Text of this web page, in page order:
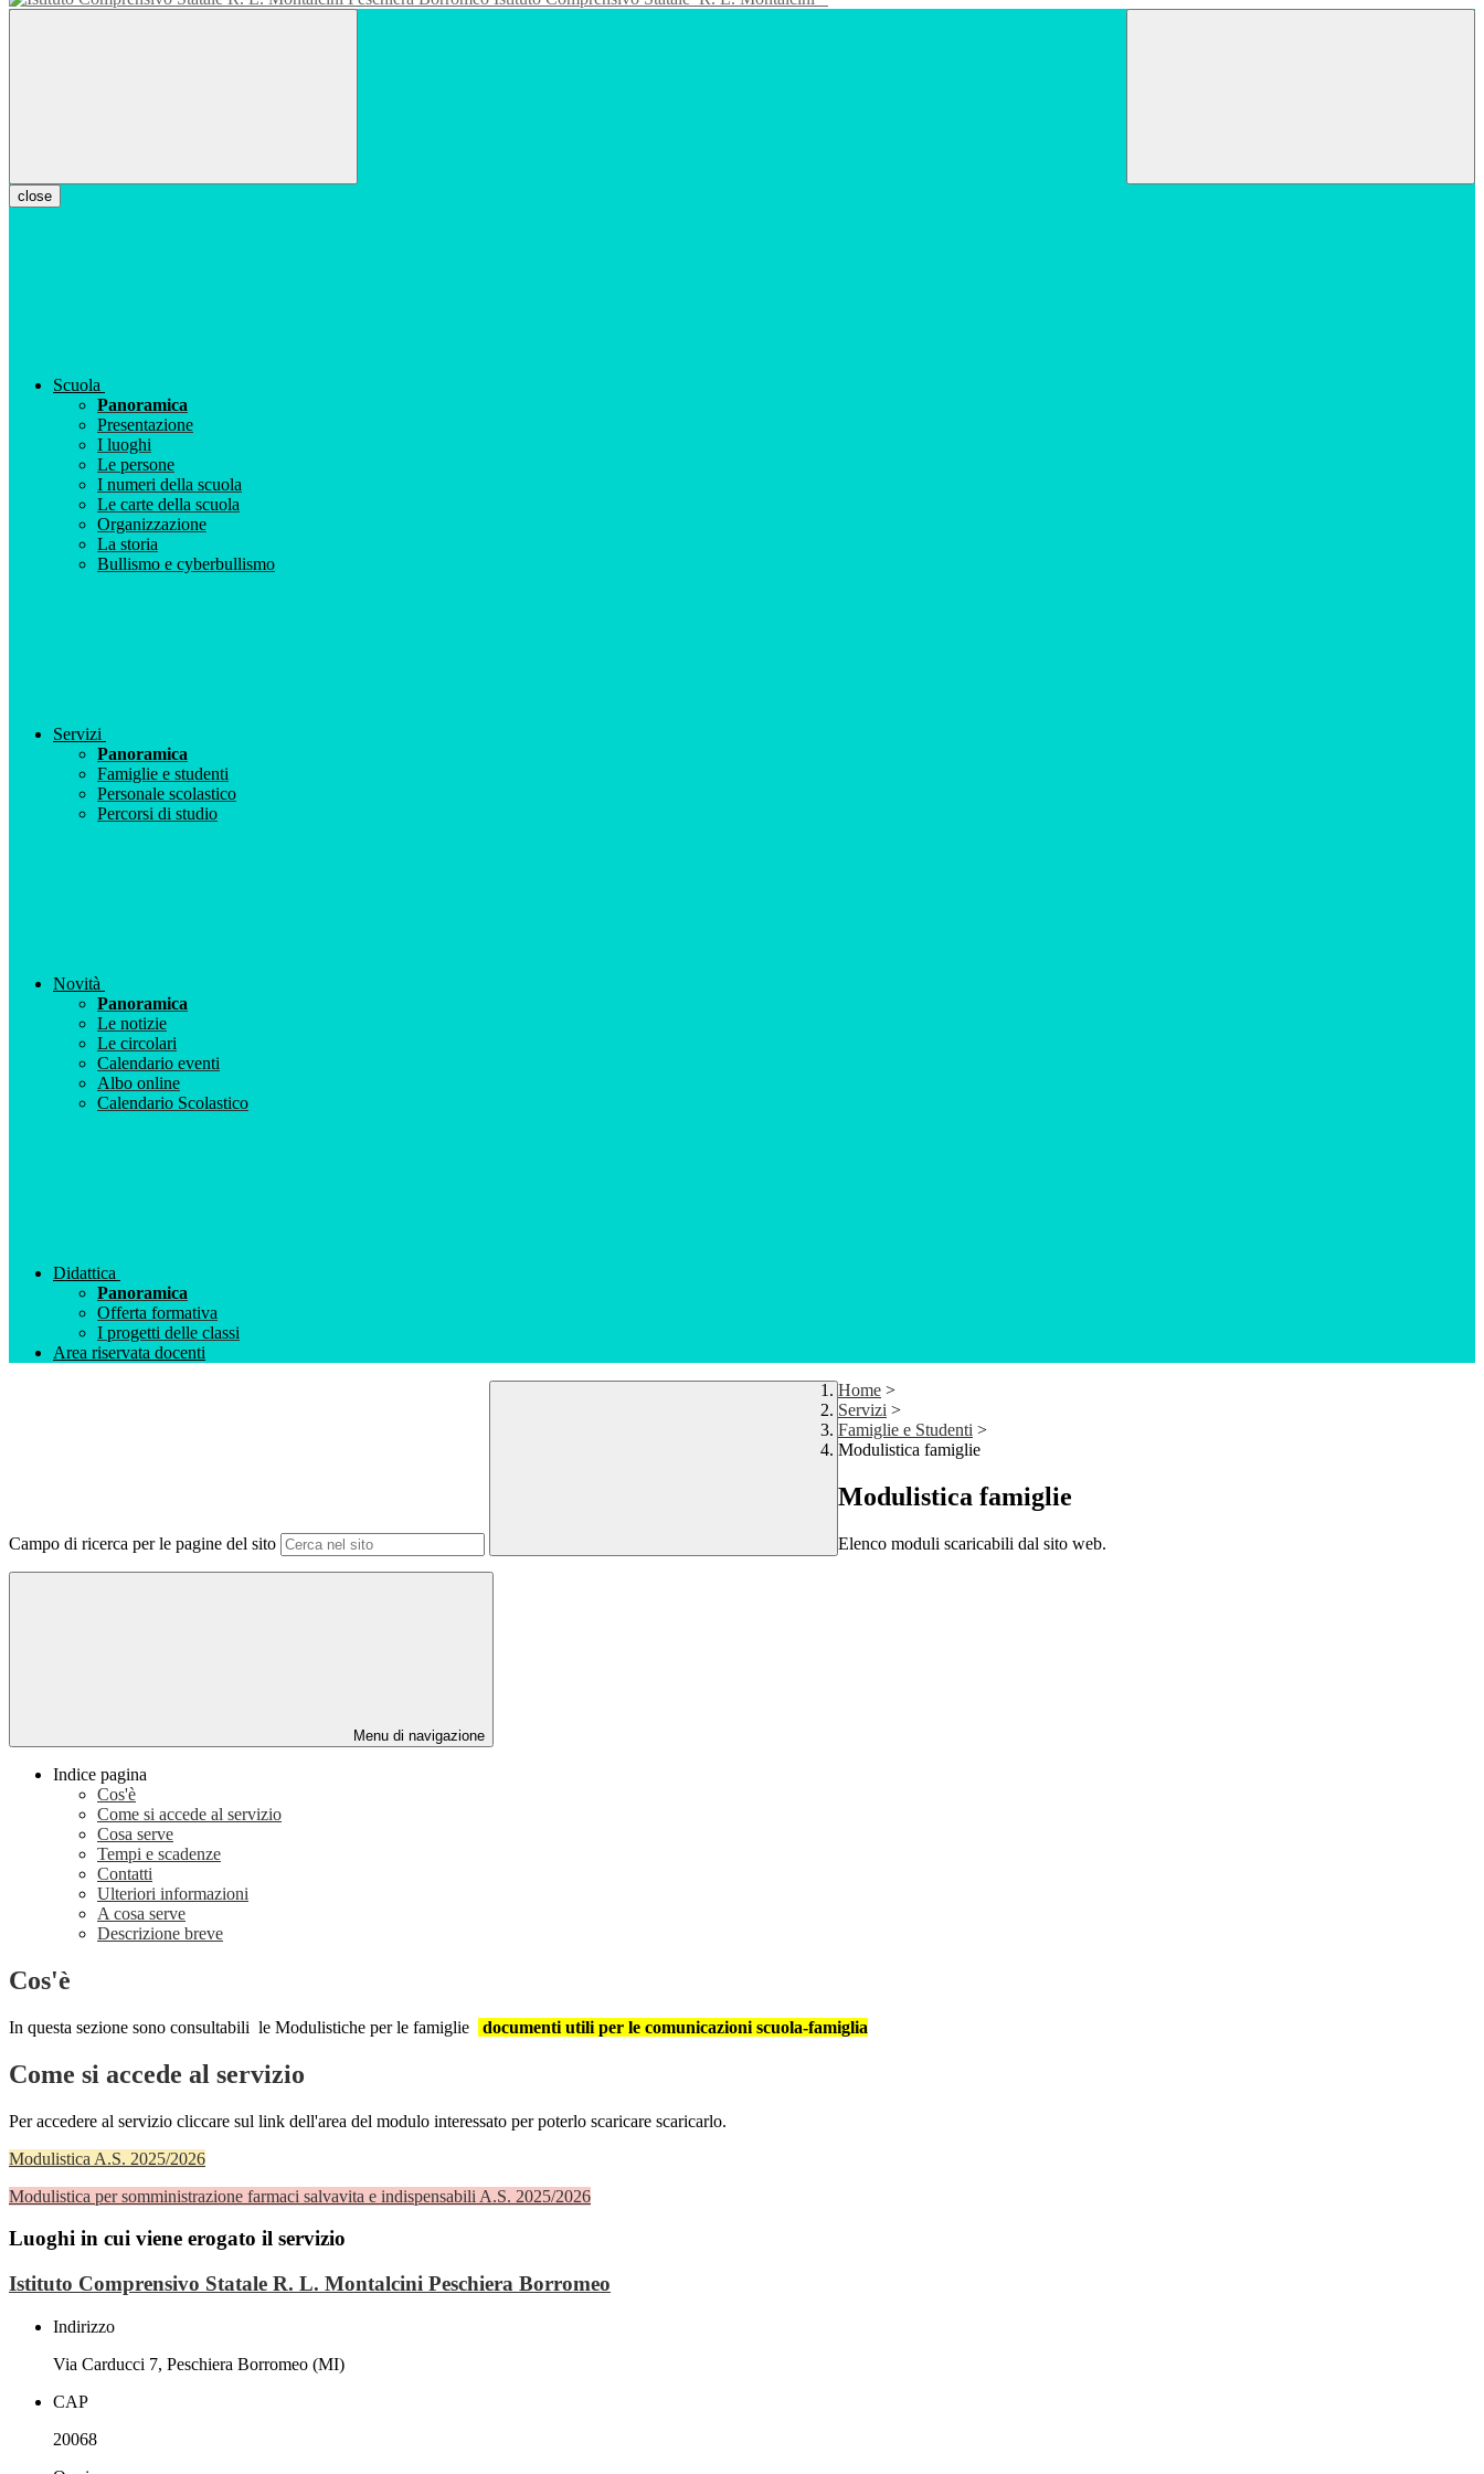
close
Scuola
Panoramica
Presentazione
I luoghi
Le persone
I numeri della scuola
Le carte della scuola
Organizzazione
La storia
Bullismo e cyberbullismo
Servizi
Panoramica
Famiglie e studenti
Personale scolastico
Percorsi di studio
Novità
Panoramica
Le notizie
Le circolari
Calendario eventi
Albo online
Calendario Scolastico
Didattica
Panoramica
Offerta formativa
I progetti delle classi
Area riservata docenti
Campo di ricerca per le pagine del sito
Home >
Servizi >
Famiglie e Studenti >
Modulistica famiglie
Modulistica famiglie
Elenco moduli scaricabili dal sito web.
Menu di navigazione
Indice pagina
Cos'è
Come si accede al servizio
Cosa serve
Tempi e scadenze
Contatti
Ulteriori informazioni
A cosa serve
Descrizione breve
Cos'è
In questa sezione sono consultabili le Modulistiche per le famiglie documenti utili per le comunicazioni scuola-famiglia
Come si accede al servizio
Per accedere al servizio cliccare sul link dell'area del modulo interessato per poterlo scaricare scaricarlo.
Modulistica A.S. 2025/2026
Modulistica per somministrazione farmaci salvavita e indispensabili A.S. 2025/2026
Luoghi in cui viene erogato il servizio
Istituto Comprensivo Statale R. L. Montalcini Peschiera Borromeo
Indirizzo
Via Carducci 7, Peschiera Borromeo (MI)
CAP
20068